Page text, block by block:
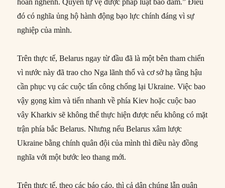
hoan nghênh. Quyền tự vệ được pháp luật bảo đảm.” Điều
đó có nghĩa ủng hộ hành động bạo lực chính đáng vì sự
nghiệp của mình.
Trên thực tế, Belarus ngay từ đầu đã là một bên tham chiến
vì nước này đã trao cho Nga lãnh thổ và cơ sở hạ tầng hậu
cần phục vụ các cuộc tấn công chống lại Ukraine. Việc bao
vậy gọng kìm và tiến nhanh về phía Kiev hoặc cuộc bao
vây Kharkiv sẽ không thể thực hiện được nếu không có mặt
trận phía bắc Belarus. Nhưng nếu Belarus xâm lược
Ukraine bằng chính quân đội của mình thì điều này đồng
nghĩa với một bước leo thang mới.
Trên thực tế, theo các báo cáo, thì cả dân chúng lẫn quân